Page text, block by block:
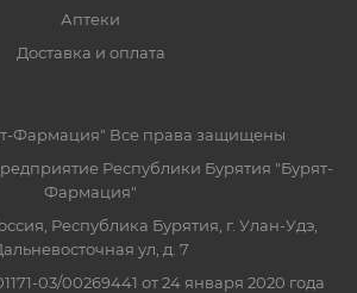
Аптеки
Доставка и оплата
Фармация" Все права защищены
Республики Бурятия "Бурят-
Фармация"
Республика Бурятия, г. Улан-Удэ,
ул, д. 7
03/00269441 от 24 января 2020 года